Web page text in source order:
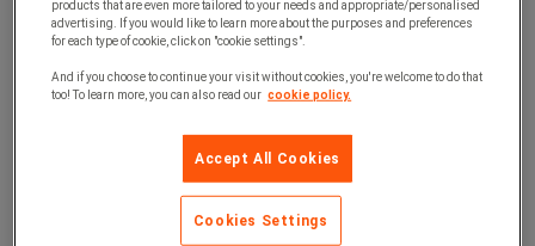
products that are even more tailored to your needs and appropriate/personalised
advertising. If you would like to learn more about the purposes and preferences
for each type of cookie, click on "cookie settings".
And if you choose to continue your visit without cookies, you're welcome to do that
too! To learn more, you can also read our cookie policy.
Accept All Cookies
Cookies Settings